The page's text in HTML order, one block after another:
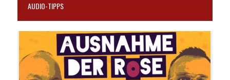
AUDIO-TIPPS